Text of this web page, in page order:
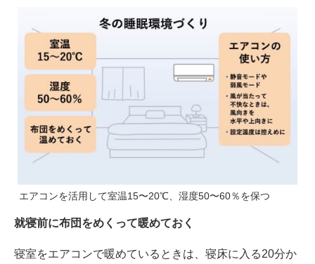
エアコンを活用して室温15〜20℃、湿度50〜60％を保つ
就寝前に布団をめくって暖めておく
寝室をエアコンで暖めているときは、寝床に入る20分か